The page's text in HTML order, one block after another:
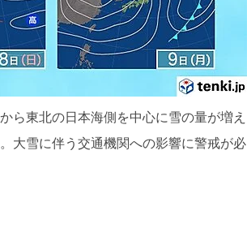
ら東北の日本海側を中心に雪の量が増え
大雪に伴う交通機関への影響に警戒が必